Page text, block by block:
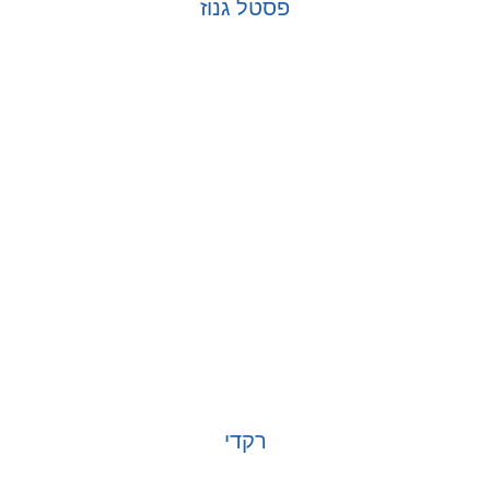
פסטל גנוז
רקדי